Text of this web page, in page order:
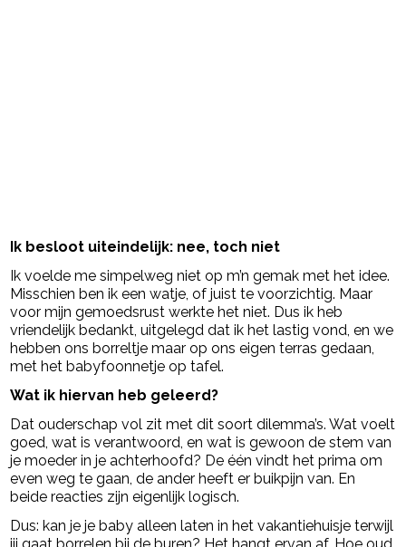
Ik besloot uiteindelijk: nee, toch niet
Ik voelde me simpelweg niet op m’n gemak met het idee.
Misschien ben ik een watje, of juist te voorzichtig. Maar
voor mijn gemoedsrust werkte het niet. Dus ik heb
vriendelijk bedankt, uitgelegd dat ik het lastig vond, en we
hebben ons borreltje maar op ons eigen terras gedaan,
met het babyfoonnetje op tafel.
Wat ik hiervan heb geleerd?
Dat ouderschap vol zit met dit soort dilemma’s. Wat voelt
goed, wat is verantwoord, en wat is gewoon de stem van
je moeder in je achterhoofd? De één vindt het prima om
even weg te gaan, de ander heeft er buikpijn van. En
beide reacties zijn eigenlijk logisch.
Dus: kan je je baby alleen laten in het vakantiehuisje terwijl